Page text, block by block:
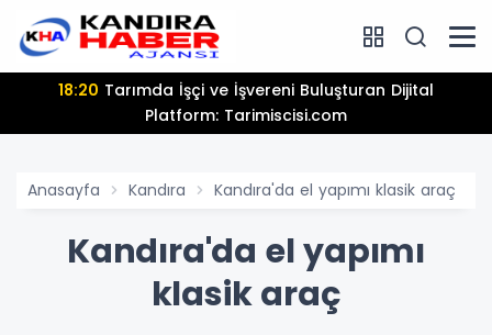
18:20
Platform: Tarimiscisi.com
Anasayfa Kandıra Kandıra'da el yapımı klasik araç
Kandıra'da el yapımı
klasik araç